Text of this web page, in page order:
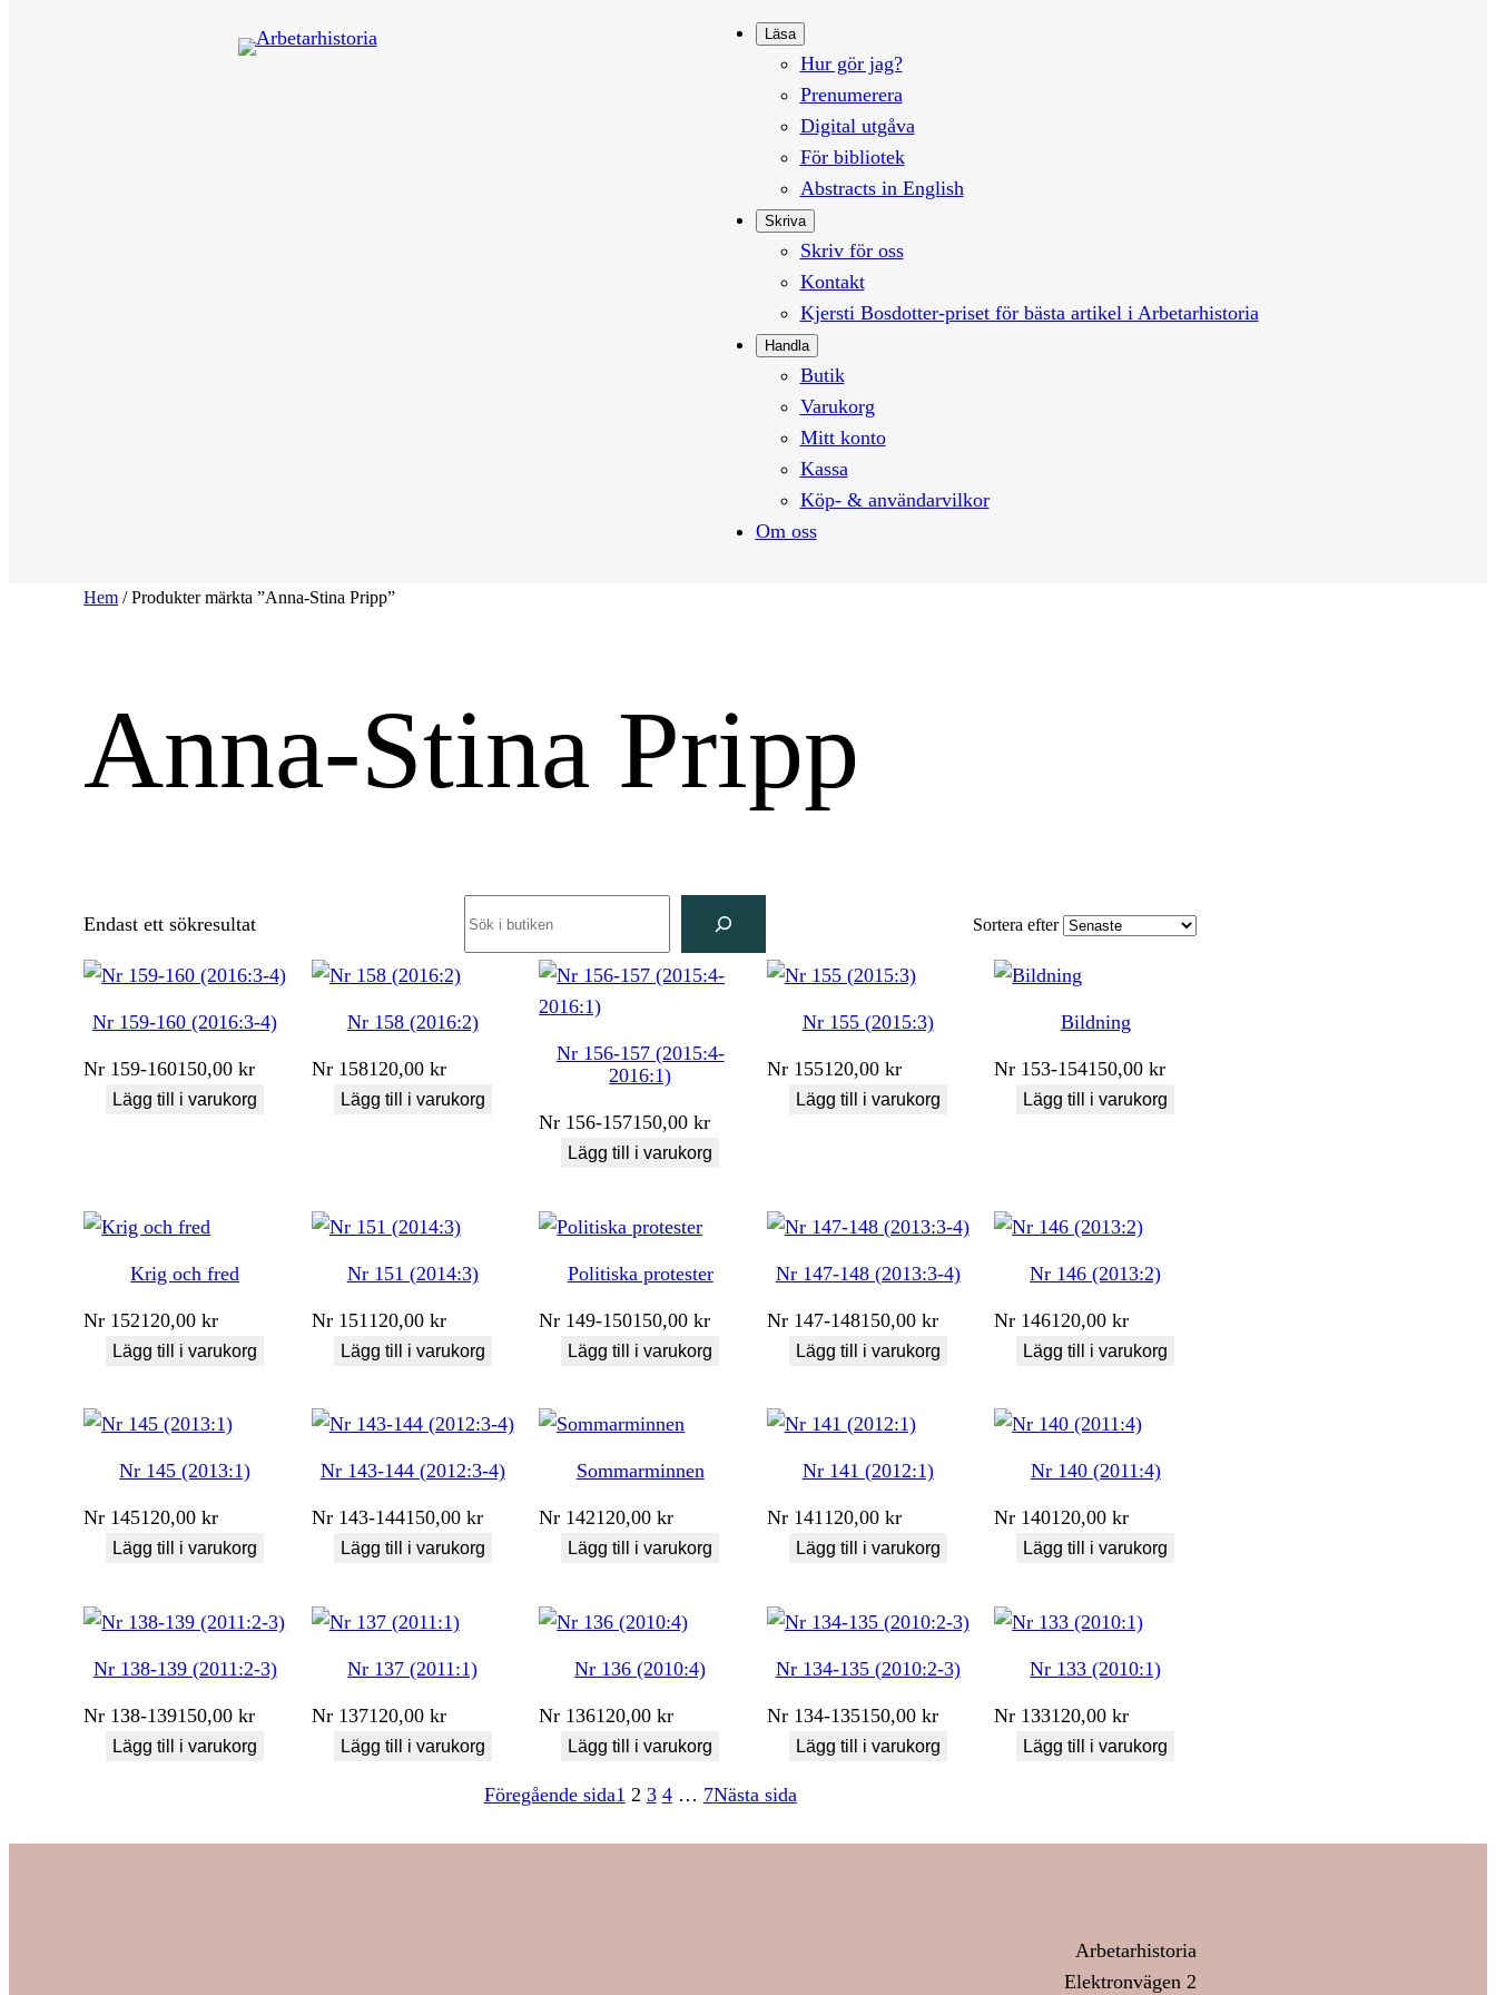
Läsa
Hur gör jag?
Prenumerera
Digital utgåva
För bibliotek
Abstracts in English
Skriva
Skriv för oss
Kontakt
Kjersti Bosdotter-priset för bästa artikel i Arbetarhistoria
Handla
Butik
Varukorg
Mitt konto
Kassa
Köp- & användarvilkor
Om oss
Hem / Produkter märkta ”Anna-Stina Pripp”
Anna-Stina Pripp
Endast ett sökresultat Sortera efter
Nr 159-160 (2016:3-4)
Nr 159-160150,00kr
Lägg till i varukorg
Nr 158 (2016:2)
Nr 158120,00 kr
Lägg till i varukorg
Nr 156-157 (2015:4-
2016:1)
Nr 156-157150,00kr
Lägg till i varukorg
Nr 155 (2015:3)
Nr 155120,00 kr
Lägg till i varukorg
Bildning
Nr 153-154150,00kr
Lägg till i varukorg
Krig och fred
Nr 152120,00kr
Lägg till i varukorg
Nr 151 (2014:3)
Nr 151 120,00 kr
Lägg till i varukorg
Politiska protester
Nr 149-150150,00kr
Lägg till i varukorg
Nr 147-148 (2013:3-4)
Nr 147-148150,00 kr
Lägg till i varukorg
Nr 146 (2013:2)
Nr 146120,00kr
Lägg till i varukorg
Nr 145 (2013:1)
Nr 145120,00kr
Lägg till i varukorg
Nr 143-144 (2012:3-4)
Nr 143-144150,00 kr
Lägg till i varukorg
Sommarminnen
Nr 142120,00kr
Lägg till i varukorg
Nr 141 (2012:1)
Nr 141120,00 kr
Lägg till i varukorg
Nr 140 (2011:4)
Nr 140120,00kr
Lägg till i varukorg
Nr 138-139 (2011:2-3)
Nr 138-139150,00kr
Lägg till i varukorg
Nr 137 (2011:1)
Nr 137120,00 kr
Lägg till i varukorg
Nr 136 (2010:4)
Nr 136120,00kr
Lägg till i varukorg
Nr 134-135 (2010:2-3)
Nr 134-135150,00 kr
Lägg till i varukorg
Nr 133 (2010:1)
Nr 133120,00kr
Lägg till i varukorg
Föregående sida1 2 3 4 … 7Nästa sida
Arbetarhistoria
Elektronvägen 2